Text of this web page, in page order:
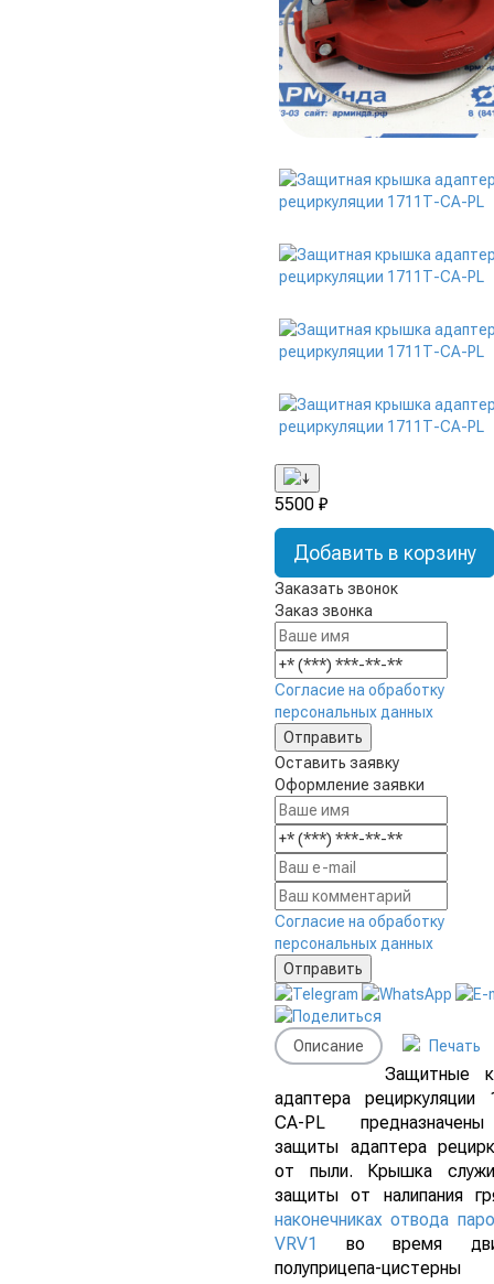
5500 ₽
Добавить в корзину
Заказать звонок
Заказ звонка
Согласие на обработку
персональных данных
Оставить заявку
Оформление заявки
Согласие на обработку
персональных данных
Описание Печать
Защитные
адаптера рециркуляции
CA-PL
защиты адаптера
от пыли. Крышка
защиты от налипания
наконечниках отвода
VRV1
во время
полуприцепа-